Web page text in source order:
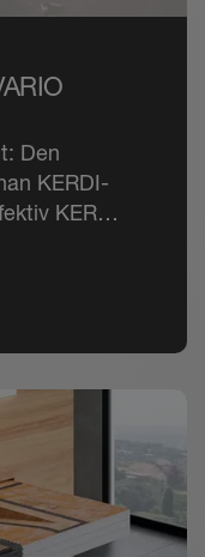
Den
KERDI-
KERDI-